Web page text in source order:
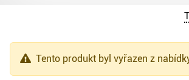
Tento produkt byl vyřazen z